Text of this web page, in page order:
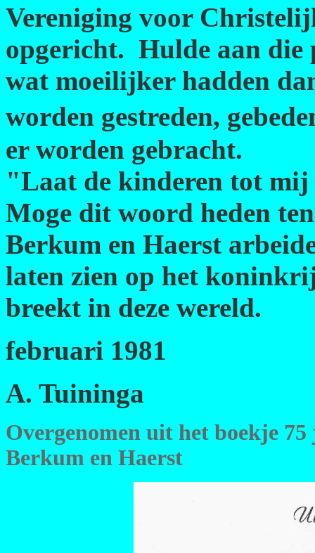
Vereniging voor
opgericht. Hulde aan die
wat moeilijker hadden
worden gestreden,
er worden gebracht.
"Laat de kinderen tot
Moge dit woord heden
Berkum en Haerst
laten zien op het
breekt in deze wereld.
februari 1981
A. Tuininga
Overgenomen uit het boekje
Berkum en Haerst